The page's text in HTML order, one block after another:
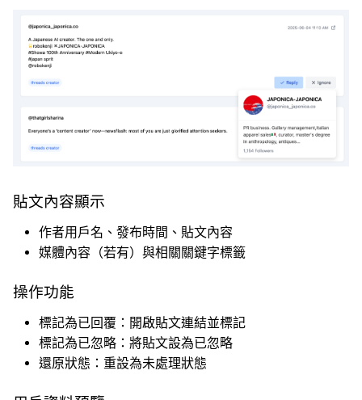
貼文內容顯示
作者用戶名、發布時間、貼文內容
媒體內容（若有）與相關關鍵字標籤
操作功能
標記為已回覆：開啟貼文連結並標記
標記為已忽略：將貼文設為已忽略
還原狀態：重設為未處理狀態